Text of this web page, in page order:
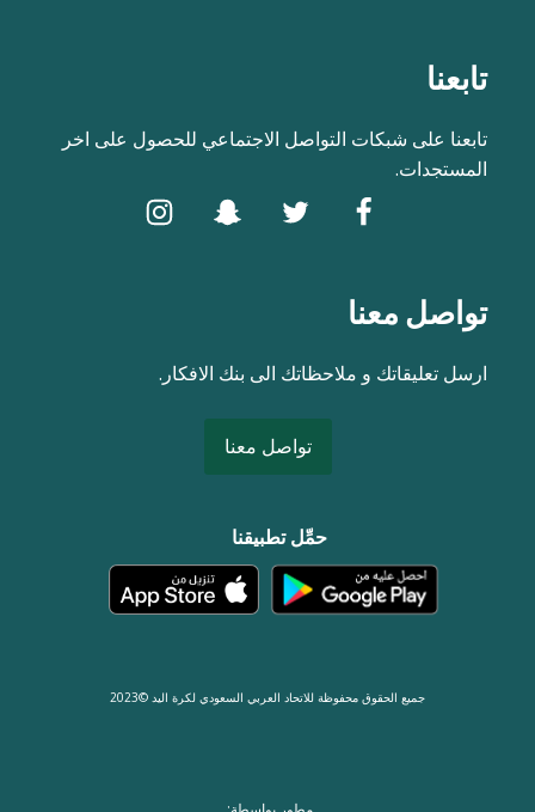
تابعنا
تابعنا على شبكات التواصل الاجتماعي للحصول على اخر
المستجدات.
تواصل معنا
ارسل تعليقاتك و ملاحظاتك الى بنك الافكار.
تواصل معنا
حمِّل تطبيقنا
جميع الحقوق محفوظة للاتحاد العربي السعودي لكرة اليد ©2023